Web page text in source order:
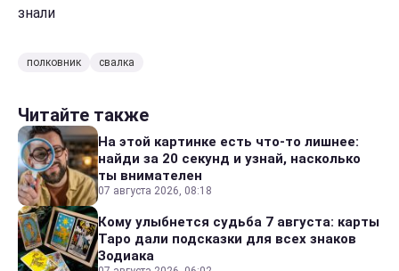
знали
полковник свалка
Читайте также
На этой картинке есть что-то лишнее:
найди за 20 секунд и узнай, насколько
ты внимателен
07 августа 2026, 08:18
Кому улыбнется судьба 7 августа: карты
Таро дали подсказки для всех знаков
Зодиака